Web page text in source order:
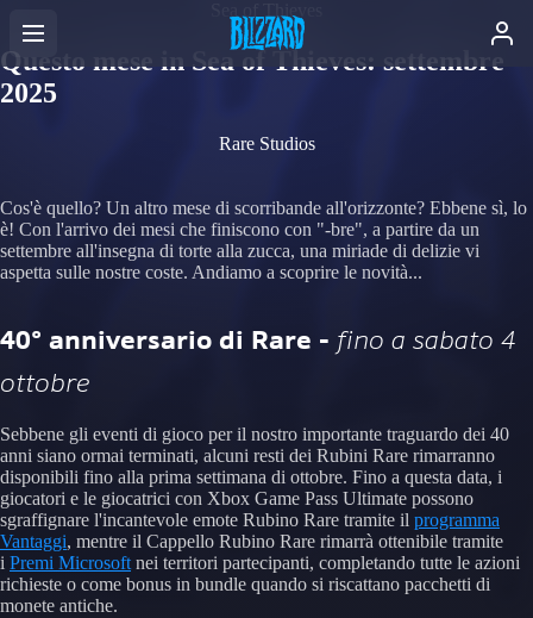
Questo mese in Sea of Thieves: settembre
2025
Rare Studios
Cos'è quello? Un altro mese di scorribande all'orizzonte? Ebbene sì, lo
è! Con l'arrivo dei mesi che finiscono con "-bre", a partire da un
settembre all'insegna di torte alla zucca, una miriade di delizie vi
aspetta sulle nostre coste. Andiamo a scoprire le novità...
40º anniversario di Rare - fino a sabato 4
ottobre
Sebbene gli eventi di gioco per il nostro importante traguardo dei 40
anni siano ormai terminati, alcuni resti dei Rubini Rare rimarranno
disponibili fino alla prima settimana di ottobre. Fino a questa data, i
giocatori e le giocatrici con Xbox Game Pass Ultimate possono
sgraffignare l'incantevole emote Rubino Rare tramite il programma
Vantaggi, mentre il Cappello Rubino Rare rimarrà ottenibile tramite
i Premi Microsoftnei territori partecipanti, completando tutte le azioni
richieste o come bonus in bundle quando si riscattano pacchetti di
monete antiche.